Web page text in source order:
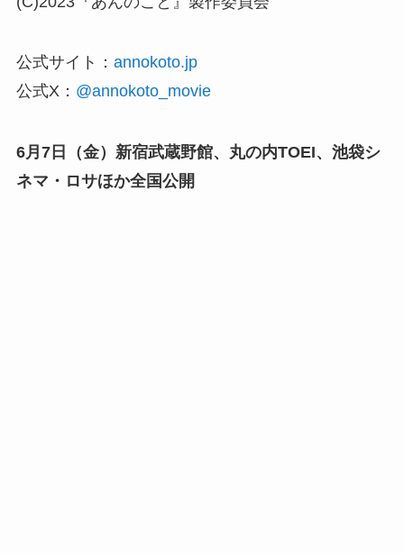
公式サイト： annokoto.jp
公式X： @annokoto_movie
6月7日（金）新宿武蔵野館、丸の内TOEI、池袋シ
ネマ・ロサほか全国公開